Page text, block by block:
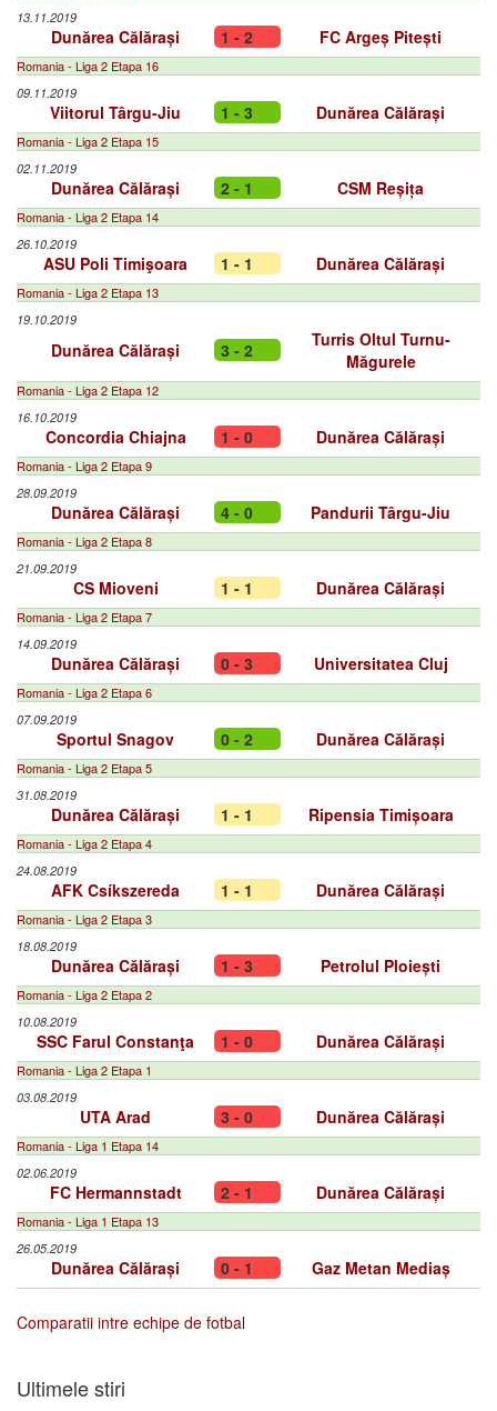
13.11.2019
Dunărea Călărași 1 - 2 FC Argeș Pitești
Romania - Liga 2 Etapa 16
09.11.2019
Viitorul Târgu-Jiu 1 - 3 Dunărea Călărași
Romania - Liga 2 Etapa 15
02.11.2019
Dunărea Călărași 2 - 1 CSM Reșița
Romania - Liga 2 Etapa 14
26.10.2019
ASU Poli Timişoara 1 - 1 Dunărea Călărași
Romania - Liga 2 Etapa 13
19.10.2019
Dunărea Călărași 3 - 2
Turris Oltul Turnu-
Măgurele
Romania - Liga 2 Etapa 12
16.10.2019
Concordia Chiajna 1 - 0 Dunărea Călărași
Romania - Liga 2 Etapa 9
28.09.2019
Dunărea Călărași 4 - 0 Pandurii Târgu-Jiu
Romania - Liga 2 Etapa 8
21.09.2019
CS Mioveni 1 - 1 Dunărea Călărași
Romania - Liga 2 Etapa 7
14.09.2019
Dunărea Călărași 0 - 3 Universitatea Cluj
Romania - Liga 2 Etapa 6
07.09.2019
Sportul Snagov 0 - 2 Dunărea Călărași
Romania - Liga 2 Etapa 5
31.08.2019
Dunărea Călărași 1 - 1 Ripensia Timișoara
Romania - Liga 2 Etapa 4
24.08.2019
AFK Csíkszereda 1 - 1 Dunărea Călărași
Romania - Liga 2 Etapa 3
18.08.2019
Dunărea Călărași 1 - 3 Petrolul Ploiești
Romania - Liga 2 Etapa 2
10.08.2019
SSC Farul Constanţa 1 - 0 Dunărea Călărași
Romania - Liga 2 Etapa 1
03.08.2019
UTA Arad 3 - 0 Dunărea Călărași
Romania - Liga 1 Etapa 14
02.06.2019
FC Hermannstadt 2 - 1 Dunărea Călărași
Romania - Liga 1 Etapa 13
26.05.2019
Dunărea Călărași 0 - 1 Gaz Metan Mediaș
Comparatii intre echipe de fotbal
Ultimele stiri